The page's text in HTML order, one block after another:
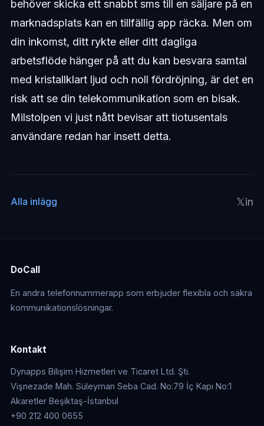
behöver skicka ett snabbt sms till en säljare på en
marknadsplats kan en tillfällig app räcka. Men om
din inkomst, ditt rykte eller ditt dagliga
arbetsflöde hänger på att du kan besvara samtal
med kristallklart ljud och noll fördröjning, är det en
risk att se din telekommunikation som en bisak.
Milstolpen vi just nått bevisar att tiotusentals
användare redan har insett detta.
Alla inlägg 𝕏in
DoCall
En andra telefonnummerapp som erbjuder flexibla och säkra
kommunikationslösningar.
Kontakt
Dynapps Bilişim Hizmetleri ve Ticaret Ltd. Şti.
Vişnezade Mah. Süleyman Seba Cad. No:79 İç Kapı No:1
Akaretler Beşiktaş-İstanbul
+90 212 400 0655